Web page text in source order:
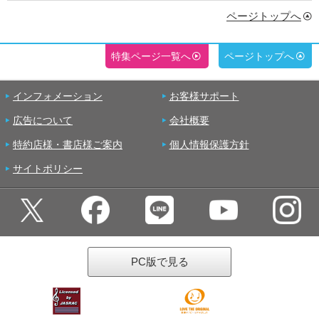
ページトップへ
特集ページ一覧へ ページトップへ
インフォメーション お客様サポート
広告について 会社概要
特約店様・書店様ご案内 個人情報保護方針
サイトポリシー
PC版で見る